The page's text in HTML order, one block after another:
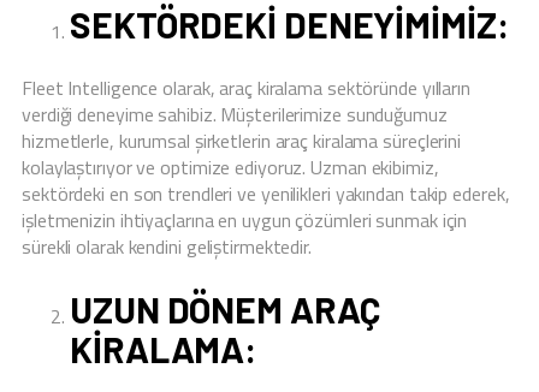
SEKTÖRDEKI DENEYIMIMIZ:
Fleet Intelligence olarak, araç kiralama sektöründe yılların
verdiği deneyime sahibiz. Müşterilerimize sunduğumuz
hizmetlerle, kurumsal şirketlerin araç kiralama süreçlerini
kolaylaştırıyor ve optimize ediyoruz. Uzman ekibimiz,
sektördeki en son trendleri ve yenilikleri yakından takip ederek,
işletmenizin ihtiyaçlarına en uygun çözümleri sunmak için
sürekli olarak kendini geliştirmektedir.
UZUN DÖNEM ARAÇ
KIRALAMA: